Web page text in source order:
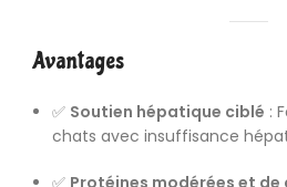
Avantages
✅ Soutien hépatique ciblé :
chats avec insuffisance